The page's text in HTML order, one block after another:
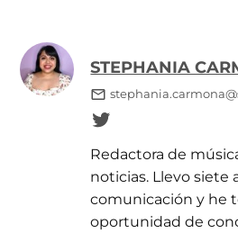
STEPHANIA
Redactora de
noticias. Llevo siete
comunicación y he
oportunidad de